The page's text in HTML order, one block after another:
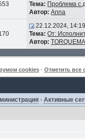
Тема: Проблема с
Автор: Anna
22.12.2024, 14:19
Тема: От:
Автор:
cookies· Отметить все
·Активные